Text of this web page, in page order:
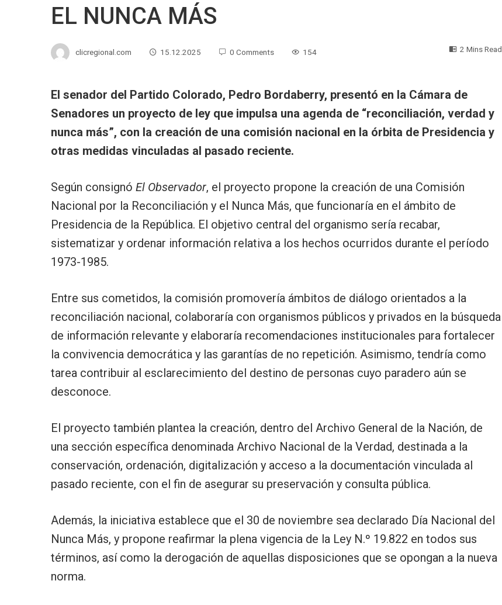
EL NUNCA MÁS
clicregional.com 15.12.2025 0 Comments 154 2 Mins Read
El senador del Partido Colorado, Pedro Bordaberry, presentó en la Cámara de
Senadores un proyecto de ley que impulsa una agenda de “reconciliación, verdad y
nunca más”, con la creación de una comisión nacional en la órbita de Presidencia y
otras medidas vinculadas al pasado reciente.
Según consignó El Observador, el proyecto propone la creación de una Comisión
Nacional por la Reconciliación y el Nunca Más, que funcionaría en el ámbito de
Presidencia de la República. El objetivo central del organismo sería recabar,
sistematizar y ordenar información relativa a los hechos ocurridos durante el período
1973-1985.
Entre sus cometidos, la comisión promovería ámbitos de diálogo orientados a la
reconciliación nacional, colaboraría con organismos públicos y privados en la búsqueda
de información relevante y elaboraría recomendaciones institucionales para fortalecer
la convivencia democrática y las garantías de no repetición. Asimismo, tendría como
tarea contribuir al esclarecimiento del destino de personas cuyo paradero aún se
desconoce.
El proyecto también plantea la creación, dentro del Archivo General de la Nación, de
una sección específica denominada Archivo Nacional de la Verdad, destinada a la
conservación, ordenación, digitalización y acceso a la documentación vinculada al
pasado reciente, con el fin de asegurar su preservación y consulta pública.
Además, la iniciativa establece que el 30 de noviembre sea declarado Día Nacional del
Nunca Más, y propone reafirmar la plena vigencia de la Ley N.º 19.822 en todos sus
términos, así como la derogación de aquellas disposiciones que se opongan a la nueva
norma.